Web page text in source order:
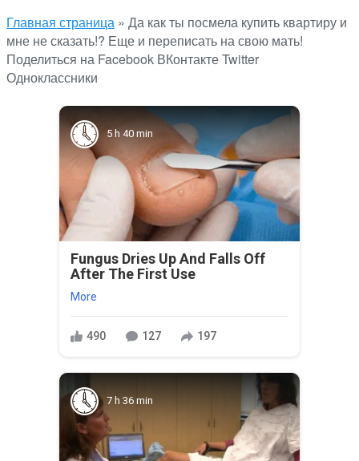
Главная страница » Да как ты посмела купить квартиру и
мне не сказать!? Еще и переписать на свою мать!
Поделиться на Facebook ВКонтактеTwitter
Одноклассники
5 h 40 min
Fungus Dries Up And Falls Off
After The First Use
More
490 127 197
7 h 36 min